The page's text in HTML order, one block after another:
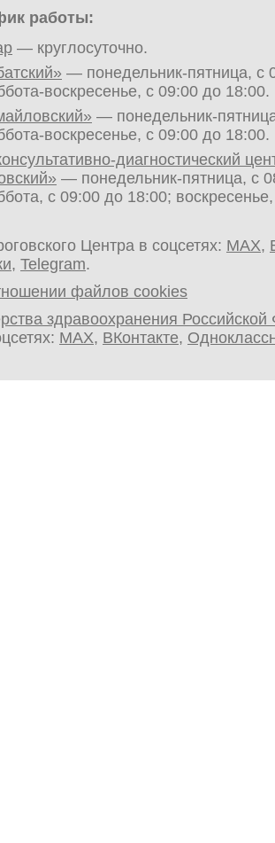
работы:
— круглосуточно.
— понедельник-пятница, с
воскресенье, с 09:00 до 18:00.
— понедельник-
воскресенье, с 09:00 до 18:00.
диагностический
— понедельник-пятница, с
с 09:00 до 18:00;
Центра в соцсетях: MAX,
, Telegram.
файлов cookies
здравоохранения
MAX, ВКонтакте,